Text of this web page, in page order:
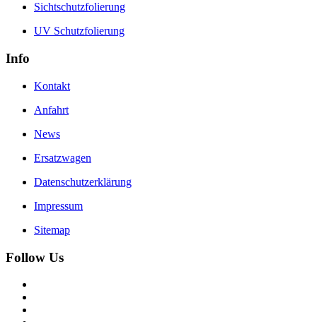
Sichtschutzfolierung
UV Schutzfolierung
Info
Kontakt
Anfahrt
News
Ersatzwagen
Datenschutzerklärung
Impressum
Sitemap
Follow Us